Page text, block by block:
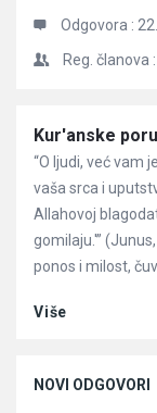
Odgovora :
Reg. članova :
Članci
Kur'anske
“O ljudi, već vam
vaša srca i
Allahovoj
gomilaju.'”
ponos i milost,
Više
NOVI ODGOVORI